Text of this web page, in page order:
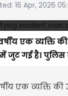
16 Apr, 2026
एक व्यक्ति
गई है। पुलिस
एक व्यक्ति